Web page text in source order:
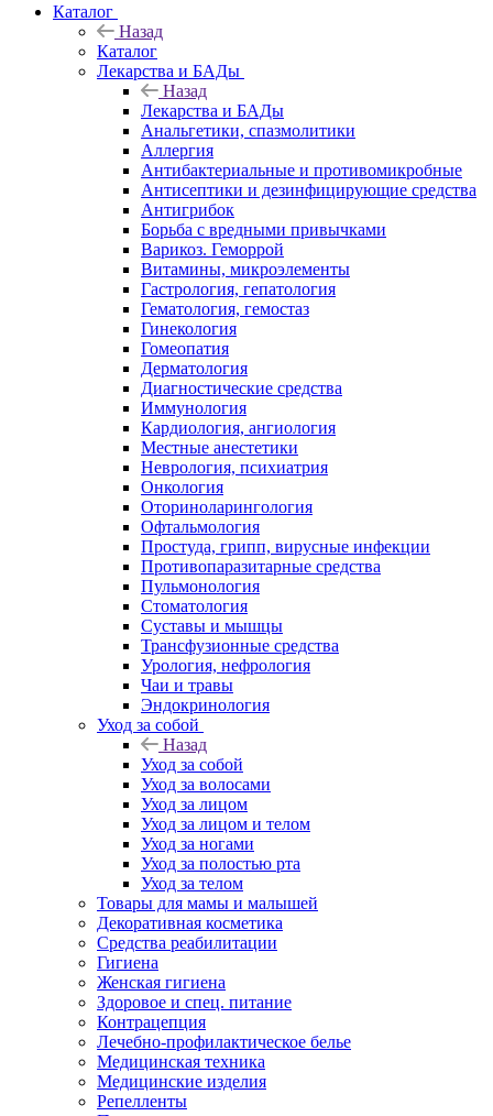
Каталог
Назад
Каталог
Лекарства и БАДы
Назад
Лекарства и БАДы
Анальгетики, спазмолитики
Аллергия
Антибактериальные и противомикробные
Антисептики и дезинфицирующие средства
Антигрибок
Борьба с вредными привычками
Варикоз. Геморрой
Витамины, микроэлементы
Гастрология, гепатология
Гематология, гемостаз
Гинекология
Гомеопатия
Дерматология
Диагностические средства
Иммунология
Кардиология, ангиология
Местные анестетики
Неврология, психиатрия
Онкология
Оториноларингология
Офтальмология
Простуда, грипп, вирусные инфекции
Противопаразитарные средства
Пульмонология
Стоматология
Суставы и мышцы
Трансфузионные средства
Урология, нефрология
Чаи и травы
Эндокринология
Уход за собой
Назад
Уход за собой
Уход за волосами
Уход за лицом
Уход за лицом и телом
Уход за ногами
Уход за полостью рта
Уход за телом
Товары для мамы и малышей
Декоративная косметика
Средства реабилитации
Гигиена
Женская гигиена
Здоровое и спец. питание
Контрацепция
Лечебно-профилактическое белье
Медицинская техника
Медицинские изделия
Репелленты